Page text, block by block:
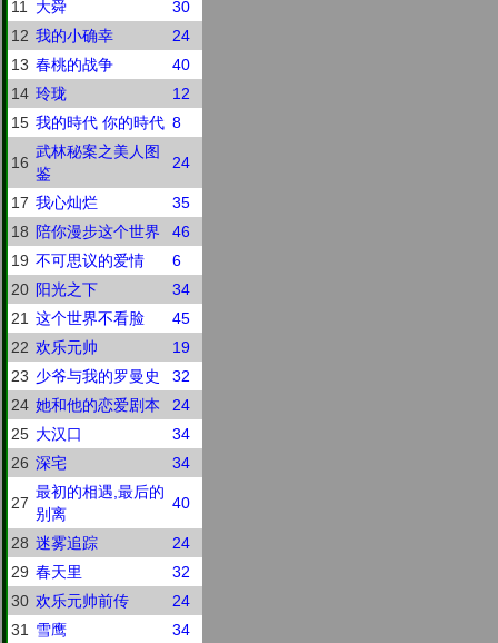
11
大舜
30
12 我的小确幸
24
13 春桃的战争
40
14 玲珑
12
15 我的時代 你的時代 8
16
武林秘案之美人图
鉴
24
17 我心灿烂
35
18 陪你漫步这个世界
46
19 不可思议的爱情
6
20 阳光之下
34
21 这个世界不看脸
45
22 欢乐元帅
19
23 少爷与我的罗曼史
32
24 她和他的恋爱剧本
24
25 大汉口
34
26 深宅 34
27
最初的相遇,最后的
别离
40
28 迷雾追踪
24
29 春天里
32
30 欢乐元帅前传
24
31
雪鹰
34